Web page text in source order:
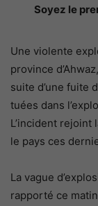
Soyez le
Une violente
province
suite d’une fuite
tuées dans
L’incident rejoint
le pays ces
La vague
rapporté ce